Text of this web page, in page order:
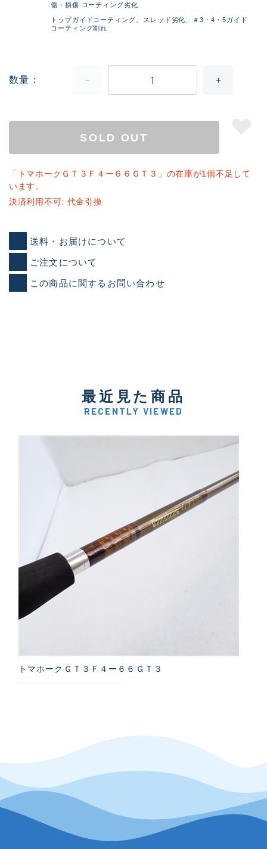
傷・損傷 コーティング劣化
トップガイドコーティング、スレッド劣化、＃3・4・5ガイド
コーティング割れ
数量
SOLD OUT
「トマホークＧＴ３Ｆ４ー６６ＧＴ３」の在庫が1個不足して
います。
決済利用不可: 代金引換
送料・お届けについて
ご注文について
この商品に関するお問い合わせ
最近見た商品
RECENTLY VIEWED
トマホークＧＴ３Ｆ４ー６６ＧＴ３